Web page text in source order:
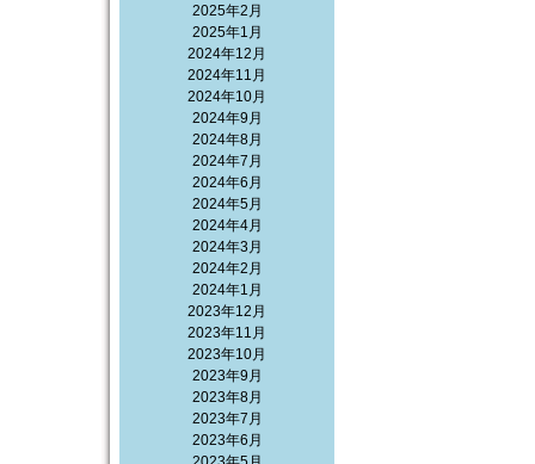
2025年2月
2025年1月
2024年12月
2024年11月
2024年10月
2024年9月
2024年8月
2024年7月
2024年6月
2024年5月
2024年4月
2024年3月
2024年2月
2024年1月
2023年12月
2023年11月
2023年10月
2023年9月
2023年8月
2023年7月
2023年6月